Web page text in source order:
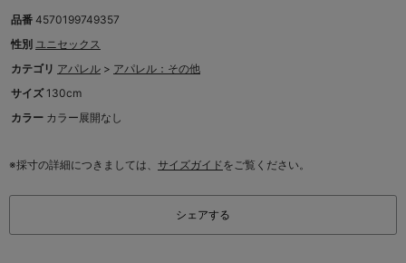
品番 4570199749357
性別 ユニセックス
カテゴリ アパレル > アパレル：その他
サイズ 130cm
カラー カラー展開なし
※採寸の詳細につきましては、 サイズガイドをご覧ください。
シェアする